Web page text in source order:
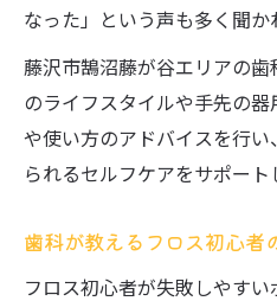
なった」という声も多く聞か
藤沢市鵠沼藤が谷エリアの
のライフスタイルや手先の
や使い方のアドバイスを行
られるセルフケアをサポート
歯科が教えるフロス初心者
フロス初心者が失敗しやす